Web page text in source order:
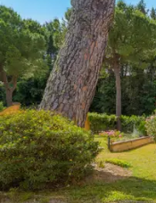
公共區域包括一個
天花板、十字拱頂
增強了造型的動態
業廚房，也非常適
該房產還包括一個
前用作倉庫，但有
空間。